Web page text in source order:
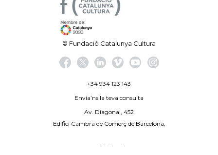
© Fundació Catalunya Cultura
+34 934 123 143
Envia’ns la teva consulta
Av. Diagonal, 452
Edifici Cambra de Comerç de Barcelona.
Avís legal